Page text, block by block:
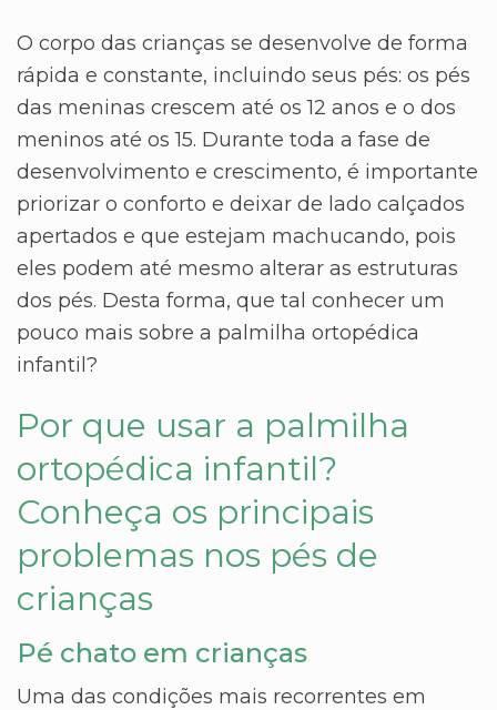
O corpo das crianças se desenvolve de forma
rápida e constante, incluindo seus pés: os pés
das meninas crescem até os 12 anos e o dos
meninos até os 15. Durante toda a fase de
desenvolvimento e crescimento, é importante
priorizar o conforto e deixar de lado calçados
apertados e que estejam machucando, pois
eles podem até mesmo alterar as estruturas
dos pés. Desta forma, que tal conhecer um
pouco mais sobre a palmilha ortopédica
infantil?
Por que usar a palmilha
ortopédica infantil?
Conheça os principais
problemas nos pés de
crianças
Pé chato em crianças
Uma das condições mais recorrentes em